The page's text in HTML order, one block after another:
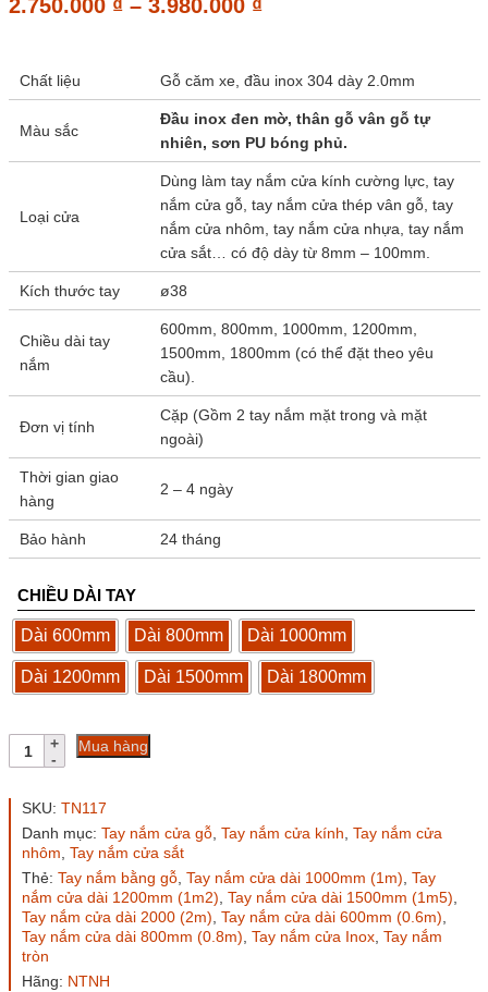
2.750.000 ₫ – 3.980.000 ₫
2.750.000 ₫
đến
3.980.000 ₫
Chất liệu Gỗ căm xe, đầu inox 304 dày 2.0mm
Màu sắc
Đầu inox đen mờ, thân gỗ vân gỗ tự
nhiên, sơn PU bóng phủ.
Loại cửa
Dùng làm tay nắm cửa kính cường lực, tay
nắm cửa gỗ, tay nắm cửa thép vân gỗ, tay
nắm cửa nhôm, tay nắm cửa nhựa, tay nắm
cửa sắt… có độ dày từ 8mm – 100mm.
Kích thước tay ø38
Chiều dài tay
nắm
600mm, 800mm, 1000mm, 1200mm,
1500mm, 1800mm (có thể đặt theo yêu
cầu).
Đơn vị tính
Cặp (Gồm 2 tay nắm mặt trong và mặt
ngoài)
Thời gian giao
hàng
2 – 4 ngày
Bảo hành 24 tháng
CHIỀU DÀI TAY
Dài 600mm Dài 800mm Dài 1000mm
Dài 1200mm Dài 1500mm Dài 1800mm
Tay
nắm
TN117
inox
đen
mờ,
thân
gỗ
căm
xe
ø38
Mua hàng
SKU: TN117
Danh mục: Tay nắm cửa gỗ, Tay nắm cửa kính Tay nắm cửa
nhôm Tay nắm cửa sắt
Thẻ: Tay nắm bằng gỗ, Tay nắm cửa dài 1000mm (1m) Tay
nắm cửa dài 1200mm (1m2) Tay nắm cửa dài 1500mm (1m5)
Tay nắm cửa dài 2000 (2m) Tay nắm cửa dài 600mm (0.6m)
Tay nắm cửa dài 800mm (0.8m) Tay nắm cửa Inox, Tay nắm
tròn
Hãng: NTNH